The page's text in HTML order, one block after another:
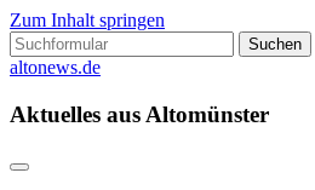
Zum Inhalt springen
Suchen
nach:
altonews.de
Aktuelles aus Altomünster